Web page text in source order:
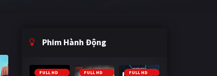
Phim Hành Động
FULL HD
FULL HD
FULL HD